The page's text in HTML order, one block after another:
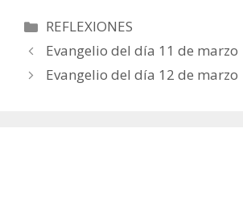
Categorías
REFLEXIONES
Evangelio del día 11 de marzo
Evangelio del día 12 de marzo